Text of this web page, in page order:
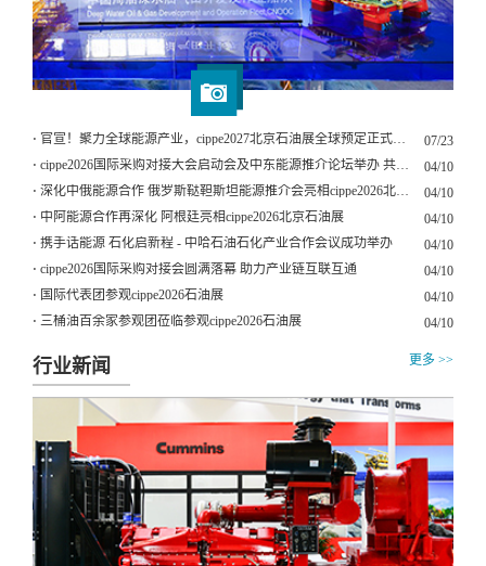
⋅ 官宣！聚力全球能源产业，cippe2027北京石油展全球预定正式启动
07/23
⋅ cippe2026国际采购对接大会启动会及中东能源推介论坛举办 共绘全
04/10
⋅ 深化中俄能源合作 俄罗斯鞑靼斯坦能源推介会亮相cippe2026北京石
04/10
⋅ 中阿能源合作再深化 阿根廷亮相cippe2026北京石油展
04/10
⋅ 携手话能源 石化启新程 - 中哈石油石化产业合作会议成功举办
04/10
⋅ cippe2026国际采购对接会圆满落幕 助力产业链互联互通
04/10
⋅ 国际代表团参观cippe2026石油展
04/10
⋅ 三桶油百余家参观团莅临参观cippe2026石油展
04/10
更多 >>
行业新闻